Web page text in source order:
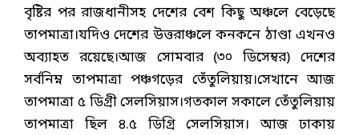
বৃষ্টির পর রাজধানীসহ দেশের বেশ কিছু অঞ্চলে বেড়েছে
তাপমাত্রা।যদিও দেশের উত্তরাঞ্চলে কনকনে ঠাণ্ডা এখনও
অব্যাহত রয়েছে।আজ সোমবার (৩০ ডিসেম্বর) দেশের
সর্বনিম্ন তাপমাত্রা পঞ্চগড়ের তেঁতুলিয়ায়।সেখানে আজ
তাপমাত্রা ৫ ডিগ্রী সেলসিয়াস।গতকাল সকালে তেঁতুলিয়ায়
তাপমাত্রা ছিল ৪.৫ ডিগ্রি সেলসিয়াস। আজ ঢাকায়